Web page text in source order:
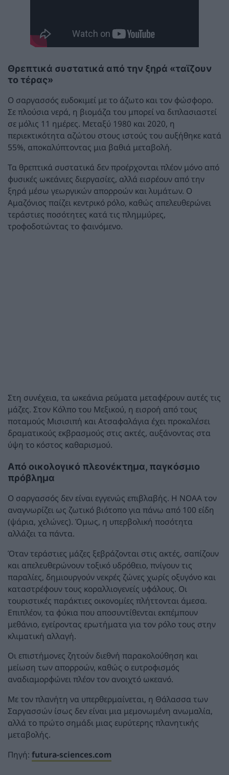
Θρεπτικά συστατικά από την ξηρά «ταϊζουν
το τέρας»
Ο σαργασσός ευδοκιμεί με το άζωτο και τον φώσφορο.
Σε πλούσια νερά, η βιομάζα του μπορεί να διπλασιαστεί
σε μόλις 11 ημέρες. Μεταξύ 1980 και 2020, η
περιεκτικότητα αζώτου στους ιστούς του αυξήθηκε κατά
55%, αποκαλύπτοντας μια βαθιά μεταβολή.
Τα θρεπτικά συστατικά δεν προέρχονται πλέον μόνο από
φυσικές ωκεάνιες διεργασίες, αλλά εισρέουν από την
ξηρά μέσω γεωργικών απορροών και λυμάτων. Ο
Αμαζόνιος παίζει κεντρικό ρόλο, καθώς απελευθερώνει
τεράστιες ποσότητες κατά τις πλημμύρες,
τροφοδοτώντας το φαινόμενο.
Στη συνέχεια, τα ωκεάνια ρεύματα μεταφέρουν αυτές τις
μάζες. Στον Κόλπο του Μεξικού, η εισροή από τους
ποταμούς Μισισιπή και Ατσαφαλάγια έχει προκαλέσει
δραματικούς εκβρασμούς στις ακτές, αυξάνοντας στα
ύψη το κόστος καθαρισμού.
Από οικολογικό πλεονέκτημα, παγκόσμιο
πρόβλημα
Ο σαργασσός δεν είναι εγγενώς επιβλαβής. Η NOAA τον
αναγνωρίζει ως ζωτικό βιότοπο για πάνω από 100 είδη
(ψάρια, χελώνες). Όμως, η υπερβολική ποσότητα
αλλάζει τα πάντα.
Όταν τεράστιες μάζες ξεβράζονται στις ακτές, σαπίζουν
και απελευθερώνουν τοξικό υδρόθειο, πνίγουν τις
παραλίες, δημιουργούν νεκρές ζώνες χωρίς οξυγόνο και
καταστρέφουν τους κοραλλιογενείς υφάλους. Οι
τουριστικές παράκτιες οικονομίες πλήττονται άμεσα.
Επιπλέον, τα φύκια που αποσυντίθενται εκπέμπουν
μεθάνιο, εγείροντας ερωτήματα για τον ρόλο τους στην
κλιματική αλλαγή.
Οι επιστήμονες ζητούν διεθνή παρακολούθηση και
μείωση των απορροών, καθώς ο ευτροφισμός
αναδιαμορφώνει πλέον τον ανοιχτό ωκεανό.
Με τον πλανήτη να υπερθερμαίνεται, η Θάλασσα των
Σαργασσών ίσως δεν είναι μια μεμονωμένη ανωμαλία,
αλλά το πρώτο σημάδι μιας ευρύτερης πλανητικής
μεταβολής.
Πηγή: futura-sciences.com